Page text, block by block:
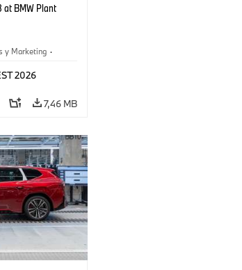
at BMW Plant
y Marketing ·
2026
7,46 MB